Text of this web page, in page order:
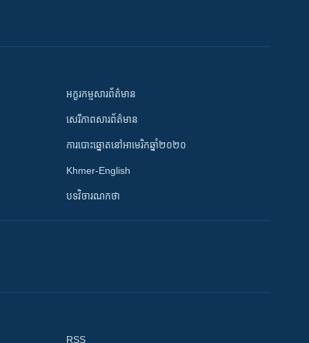
អក្ខរកម្មសារព័ត៌មាន
សេរីភាពសារព័ត៌មាន
ការបោះឆ្នោតនៅអាមេរិកឆ្នាំ២០២០
Khmer-English
បទវិចារណកថា
RSS